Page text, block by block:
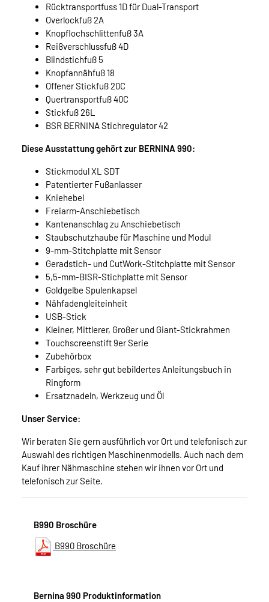
Rücktransportfuss 1D für Dual-Transport
Overlockfuß 2A
Knopflochschlittenfuß 3A
Reißverschlussfuß 4D
Blindstichfuß 5
Knopfannähfuß 18
Offener Stickfuß 20C
Quertransportfuß 40C
Stickfuß 26L
BSR BERNINA Stichregulator 42
Diese Ausstattung gehört zur BERNINA 990:
Stickmodul XL SDT
Patentierter Fußanlasser
Kniehebel
Freiarm-Anschiebetisch
Kantenanschlag zu Anschiebetisch
Staubschutzhaube für Maschine und Modul
9-mm-Stitchplatte mit Sensor
Geradstich- und CutWork-Stitchplatte mit Sensor
5,5-mm-BISR-Stichplatte mit Sensor
Goldgelbe Spulenkapsel
Nähfadengleiteinheit
USB-Stick
Kleiner, Mittlerer, Großer und Giant-Stickrahmen
Touchscreenstift 9er Serie
Zubehörbox
Farbiges, sehr gut bebildertes Anleitungsbuch in
Ringform
Ersatznadeln, Werkzeug und Öl
Unser Service:
Wir beraten Sie gern ausführlich vor Ort und telefonisch zur
Auswahl des richtigen Maschinenmodells. Auch nach dem
Kauf ihrer Nähmaschine stehen wir ihnen vor Ort und
telefonisch zur Seite.
B990 Broschüre
B990 Broschüre
Bernina 990 Produktinformation